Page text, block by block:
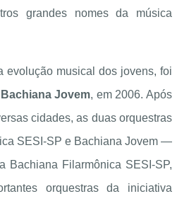
grandes nomes da música
evolução musical dos jovens, foi
Jovem, em 2006. Após
cidades, as duas orquestras
SESI-SP e Bachiana Jovem —
Bachiana Filarmônica SESI-SP,
orquestras da iniciativa